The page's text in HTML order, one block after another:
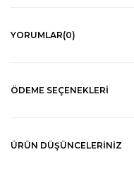
YORUMLAR(0)
ÖDEME SEÇENEKLERI
ÜRÜN DÜŞÜNCELERINIZ